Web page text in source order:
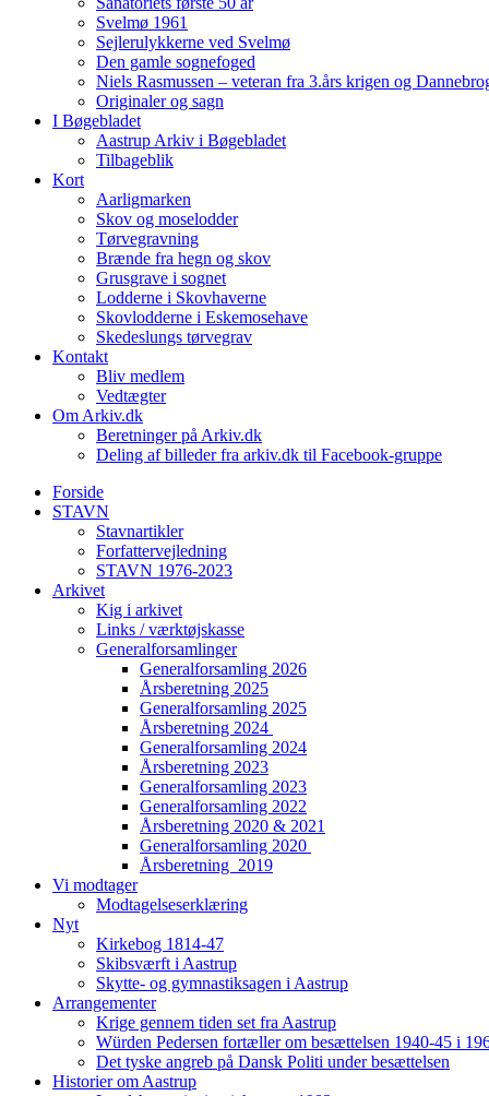
Svelmø 1961
Sejlerulykkerne ved Svelmø
Den gamle sognefoged
Niels Rasmussen – veteran fra 3.års krigen og
Originaler og sagn
I Bøgebladet
Aastrup Arkiv i Bøgebladet
Tilbageblik
Kort
Aarligmarken
Skov og moselodder
Tørvegravning
Brænde fra hegn og skov
Grusgrave i sognet
Lodderne i Skovhaverne
Skovlodderne i Eskemosehave
Skedeslungs tørvegrav
Kontakt
Bliv medlem
Vedtægter
Om Arkiv.dk
Beretninger på Arkiv.dk
Deling af billeder fra arkiv.dk til Facebook-gruppe
Forside
STAVN
Stavnartikler
Forfattervejledning
STAVN 1976-2023
Arkivet
Kig i arkivet
Links / værktøjskasse
Generalforsamlinger
Generalforsamling 2026
Årsberetning 2025
Generalforsamling 2025
Årsberetning 2024
Generalforsamling 2024
Årsberetning 2023
Generalforsamling 2023
Generalforsamling 2022
Årsberetning 2020 & 2021
Generalforsamling 2020
Årsberetning 2019
Vi modtager
Modtagelseserklæring
Nyt
Kirkebog 1814-47
Skibsværft i Aastrup
Skytte- og gymnastiksagen i Aastrup
Arrangementer
Krige gennem tiden set fra Aastrup
Würden Pedersen fortæller om besættelsen 1940-45 i
Det tyske angreb på Dansk Politi under besættelsen
Historier om Aastrup